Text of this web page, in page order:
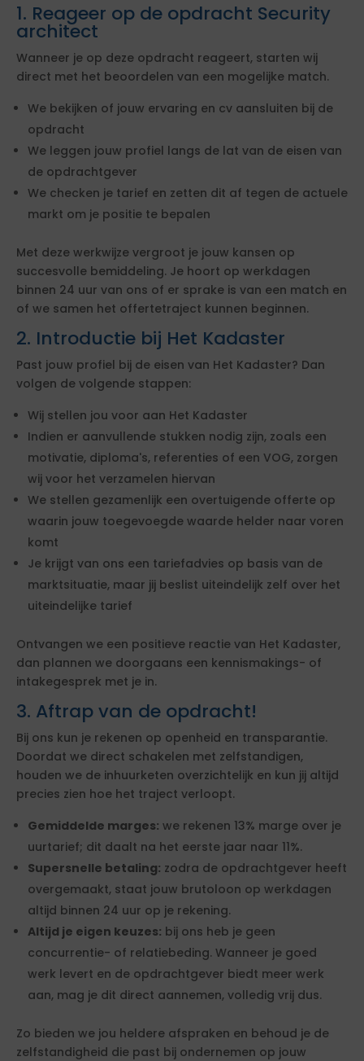
1. Reageer op de opdracht Security
architect
Wanneer je op deze opdracht reageert, starten wij
direct met het beoordelen van een mogelijke match.
We bekijken of jouw ervaring en cv aansluiten bij de
opdracht
We leggen jouw profiel langs de lat van de eisen van
de opdrachtgever
We checken je tarief en zetten dit af tegen de actuele
markt om je positie te bepalen
Met deze werkwijze vergroot je jouw kansen op
succesvolle bemiddeling. Je hoort op werkdagen
binnen 24 uur van ons of er sprake is van een match en
of we samen het offertetraject kunnen beginnen.
2. Introductie bij Het Kadaster
Past jouw profiel bij de eisen van Het Kadaster? Dan
volgen de volgende stappen:
Wij stellen jou voor aan Het Kadaster
Indien er aanvullende stukken nodig zijn, zoals een
motivatie, diploma's, referenties of een VOG, zorgen
wij voor het verzamelen hiervan
We stellen gezamenlijk een overtuigende offerte op
waarin jouw toegevoegde waarde helder naar voren
komt
Je krijgt van ons een tariefadvies op basis van de
marktsituatie, maar jij beslist uiteindelijk zelf over het
uiteindelijke tarief
Ontvangen we een positieve reactie van Het Kadaster,
dan plannen we doorgaans een kennismakings- of
intakegesprek met je in.
3. Aftrap van de opdracht!
Bij ons kun je rekenen op openheid en transparantie.
Doordat we direct schakelen met zelfstandigen,
houden we de inhuurketen overzichtelijk en kun jij altijd
precies zien hoe het traject verloopt.
Gemiddelde marges: we rekenen 13% marge over je
uurtarief; dit daalt na het eerste jaar naar 11%.
Supersnelle betaling: zodra de opdrachtgever heeft
overgemaakt, staat jouw brutoloon op werkdagen
altijd binnen 24 uur op je rekening.
Altijd je eigen keuzes: bij ons heb je geen
concurrentie- of relatiebeding. Wanneer je goed
werk levert en de opdrachtgever biedt meer werk
aan, mag je dit direct aannemen, volledig vrij dus.
Zo bieden we jou heldere afspraken en behoud je de
zelfstandigheid die past bij ondernemen op jouw